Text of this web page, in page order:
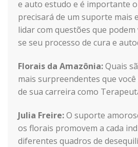
e auto estudo e é importante
precisará de um suporte mais
lidar com questões que
se seu processo de cura e
Florais da Amazônia:Quais
mais surpreendentes que
de sua carreira como
Julia Freire:O suporte
os florais promovem a cada
diferentes quadros de